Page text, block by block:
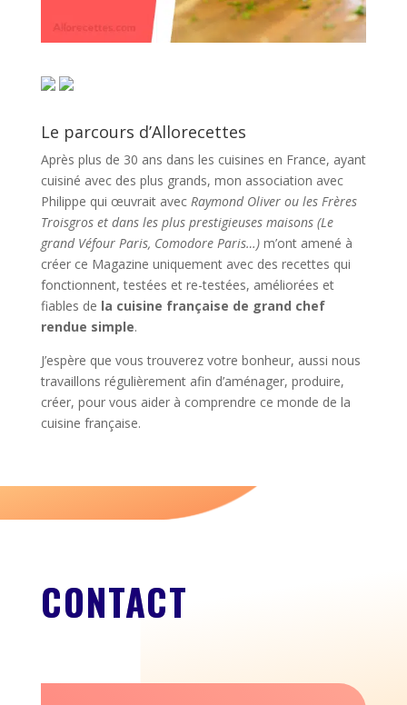
Le parcours d’Allorecettes
Après plus de 30 ans dans les cuisines en France, ayant
cuisiné avec des plus grands, mon association avec
Philippe qui œuvrait avec Raymond Oliver ou les Frères
Troisgros et dans les plus prestigieuses maisons (Le
grand Véfour Paris, Comodore Paris…)m’ont amené à
créer ce Magazine uniquement avec des recettes qui
fonctionnent, testées et re-testées, améliorées et
fiables de la cuisine française de grand chef
rendue simple.
J’espère que vous trouverez votre bonheur, aussi nous
travaillons régulièrement afin d’aménager, produire,
créer, pour vous aider à comprendre ce monde de la
cuisine française.
CONTACT